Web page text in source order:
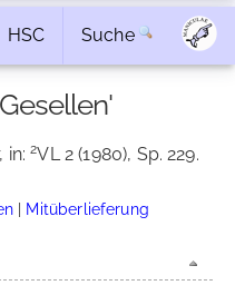
HSC Suche
in:2VL 2 (1980), Sp. 229.
| Mitüberlieferung